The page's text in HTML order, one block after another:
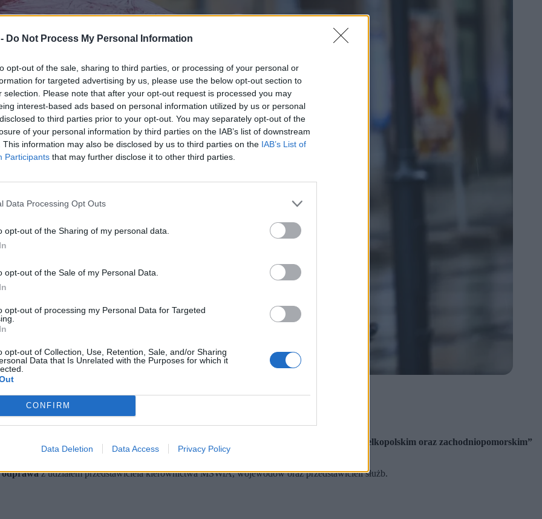
Do Not Process My Personal Information
opt-out of the sale, sharing to third parties, or processing of your personal or
for targeted advertising by us, please use the below opt-out section to
selection. Please note that after your opt-out request is processed you may
interest-based ads based on personal information utilized by us or personal
to third parties prior to your opt-out. You may separately opt-out of the
of your personal information by third parties on the IAB’s list of downstream
This information may also be disclosed by us to third parties on the IAB’s List of
Participants that may further disclose it to other third parties.
Data Processing Opt Outs
opt-out of the Sharing of my personal data.
opt-out of the Sale of my Personal Data.
opt-out of processing my Personal Data for Targeted
opt-out of Collection, Use, Retention, Sale, and/or Sharing
Data that Is Unrelated with the Purposes for which it
CONFIRM
Data Deletion Data Access Privacy Policy
Shutterstock)
kraju.
w Rządowym Centrum Bezpieczeństwa.
przymrozkami w części województw małopolskiego i podkarpackiego.
związku z możliwymi
intensywnymi opadami deszczu w woj. dolnośląskim, lubuskim, wielkopolskim oraz zachodniopomorskim”
w sobotę na swojej stronie internetowej.
odprawaz udziałem przedstawiciela kierownictwa MSWiA, wojewodów oraz przedstawicieli służb.